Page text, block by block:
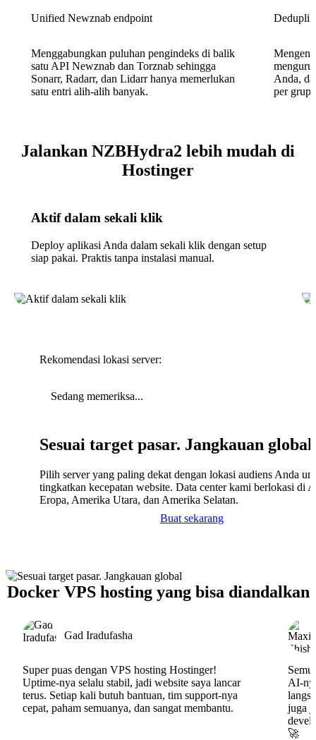
Unified Newznab endpoint
Menggabungkan puluhan pengindeks di balik
satu API Newznab dan Torznab sehingga
Sonarr, Radarr, dan Lidarr hanya memerlukan
satu entri alih-alih banyak.
Anda,
per grup
Jalankan NZBHydra2 lebih mudah di
Hostinger
Aktif dalam sekali klik
Deploy aplikasi Anda dalam sekali klik dengan setup
siap pakai. Praktis tanpa instalasi manual.
Rekomendasi lokasi server:
Sedang memeriksa...
Sesuai target pasar. Jangkauan global
Pilih server yang paling dekat dengan lokasi audiens Anda
tingkatkan kecepatan website. Data center kami berlokasi di
Eropa, Amerika Utara, dan Amerika Selatan.
Buat sekarang
Docker VPS hosting yang bisa diandalkan
Gad Iradufasha
Super puas dengan VPS hosting Hostinger!
Uptime-nya selalu stabil, jadi website saya lancar
terus. Setiap kali butuh bantuan, tim support-nya
cepat, paham semuanya, dan sangat membantu.
AI-
juga
🚀